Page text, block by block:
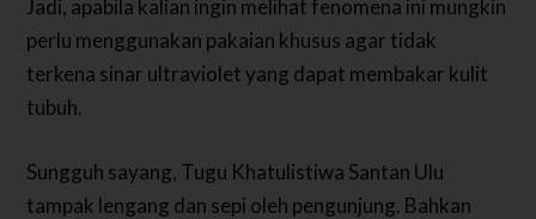
Jadi, apabila kalian ingin melihat fenomena ini mungkin
perlu menggunakan pakaian khusus agar tidak
terkena sinar ultraviolet yang dapat membakar kulit
tubuh.
Sungguh sayang, Tugu Khatulistiwa Santan Ulu
tampak lengang dan sepi oleh pengunjung. Bahkan